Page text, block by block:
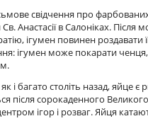
свідчення про фарбованих
Анастасії в Салоніках.
ігумен повинен роздавати
ігумен може покарати
і багато століть назад, яйце
після сорокаденного
ігор і розваг. Яйця